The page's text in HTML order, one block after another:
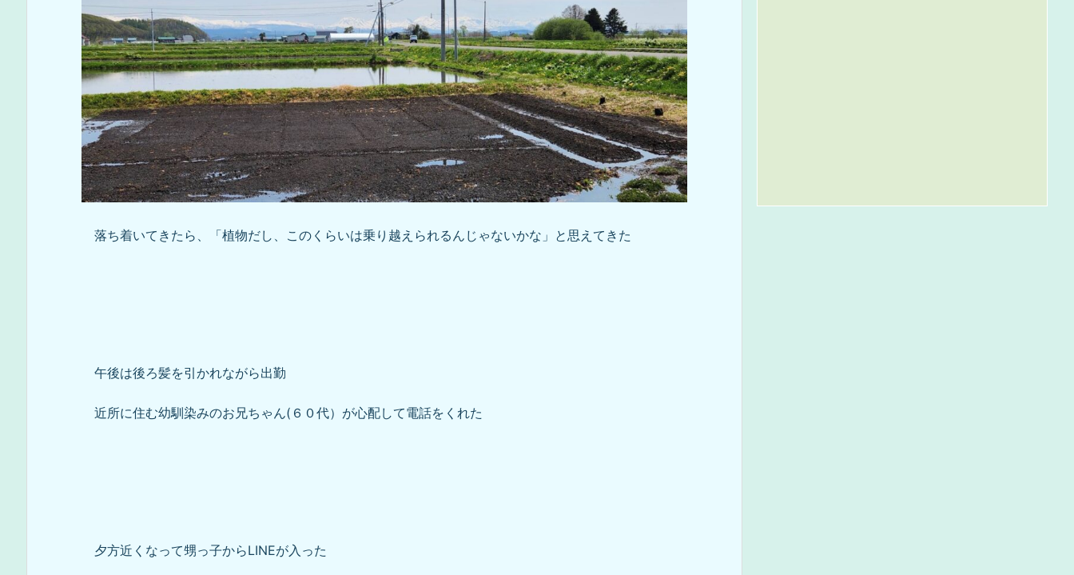
落ち着いてきたら、「植物だし、このくらいは乗り越えられるんじゃないかな」と思えてきた
午後は後ろ髪を引かれながら出勤
近所に住む幼馴染みのお兄ちゃん(６０代）が心配して電話をくれた
夕方近くなって甥っ子からLINEが入った